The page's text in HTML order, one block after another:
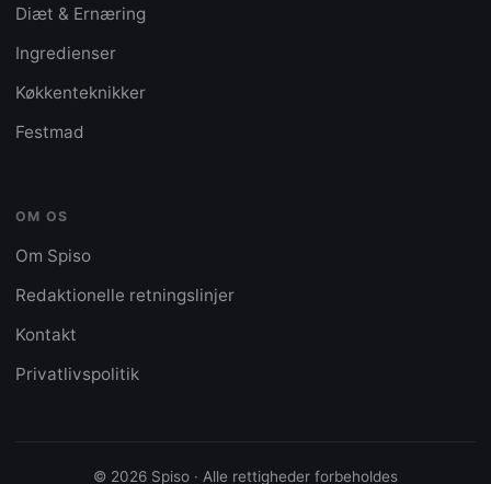
Diæt & Ernæring
Ingredienser
Køkkenteknikker
Festmad
OM OS
Om Spiso
Redaktionelle retningslinjer
Kontakt
Privatlivspolitik
© 2026 Spiso · Alle rettigheder forbeholdes